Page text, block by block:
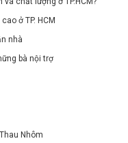
ở TP. HCM
nhà
bà nội trợ
Nhôm